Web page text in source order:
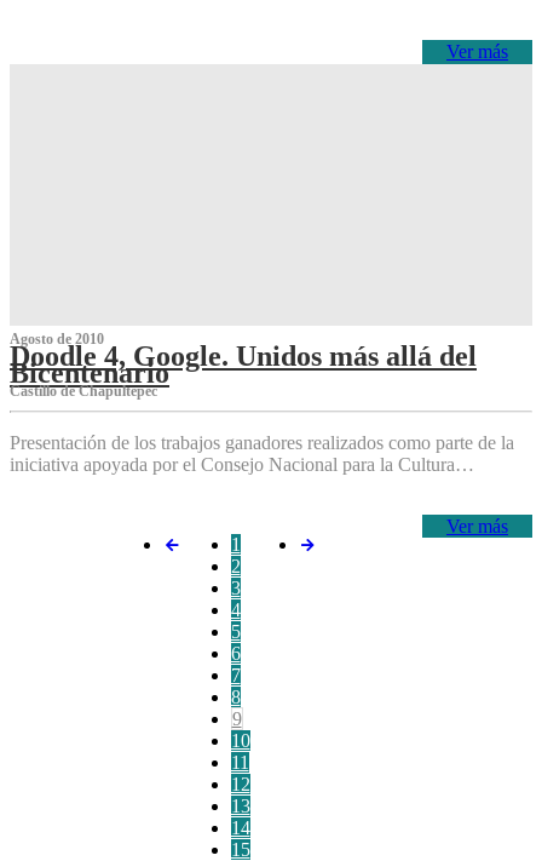
Ver más
Agosto de 2010
Doodle 4, Google. Unidos más allá del
Bicentenario
Castillo de Chapultepec
Presentación de los trabajos ganadores realizados como parte de la
iniciativa apoyada por el Consejo Nacional para la Cultura…
Ver más
1
2
3
4
5
6
7
8
9
10
11
12
13
14
15